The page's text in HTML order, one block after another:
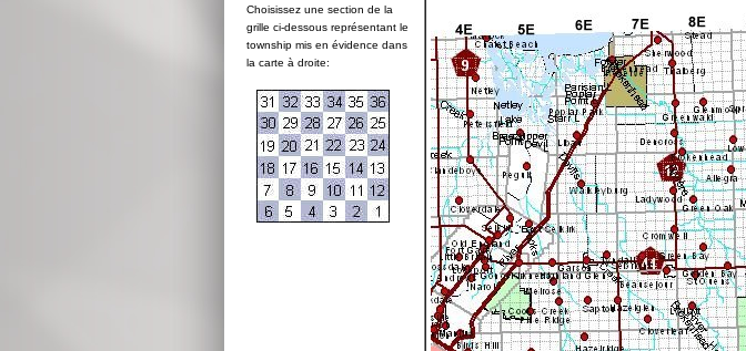
Choisissez une section de la
grille ci-dessous représentant le
township mis en évidence dans
la carte à droite: